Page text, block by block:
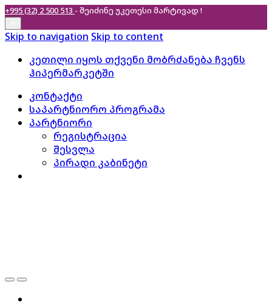
+995 (32) 2 500 513 - შეიძინე უკეთესი მარტივად !
Skip to navigation Skip to content
კეთილი იყოს თქვენი მობრძანება ჩვენს
ჰიპერმარკეტში
კონტაქტი
საპარტნიორო პროგრამა
პარტნიორი
რეგისტრაცია
შესვლა
პირადი კაბინეტი